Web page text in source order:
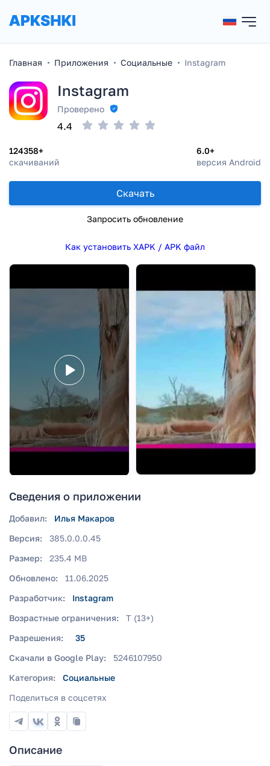
Главная Приложения Социальные Instagram
Instagram
Проверено
124358+
скачиваний
6.0+
версия Android
4.4
Скачать
Запросить обновление
Как установить XAPK / APK файл
Сведения о приложении
Добавил:
Илья Макаров
Версия:
385.0.0.0.45
Размер:
235.4 MB
Обновлено:
11.06.2025
Разработчик:
Instagram
Возрастные ограничения:
T (13+)
Разрешения:
35
Скачали в Google Play:
5246107950
Категория:
Социальные
Поделиться в соцсетях
Описание